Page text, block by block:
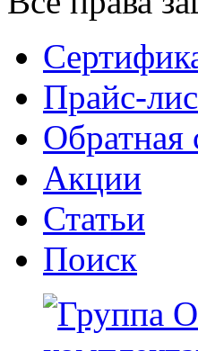
Прайс-
Обратная
Акции
Статьи
Поиск